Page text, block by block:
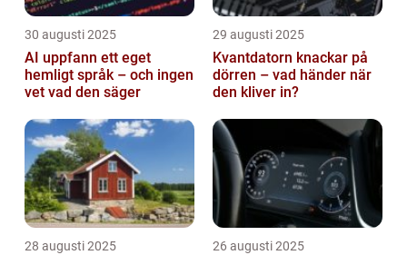
30 augusti 2025
AI uppfann ett eget
hemligt språk – och ingen
vet vad den säger
29 augusti 2025
Kvantdatorn knackar på
dörren – vad händer när
den kliver in?
28 augusti 2025 26 augusti 2025